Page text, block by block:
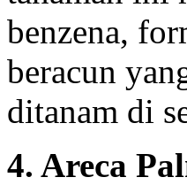
benzena,
beracun
ditanam di
4. Areca